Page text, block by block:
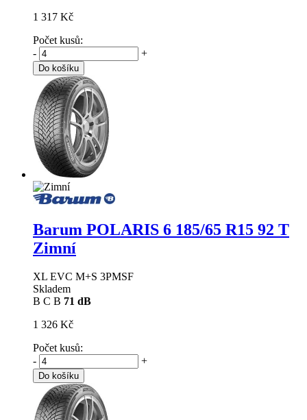
1 317 Kč
Počet kusů:
-
+
Do košíku
Barum POLARIS 6 185/65 R15 92 T
Zimní
XL EVC M+S 3PMSF
Skladem
B C B 71 dB
1 326 Kč
Počet kusů:
-
+
Do košíku